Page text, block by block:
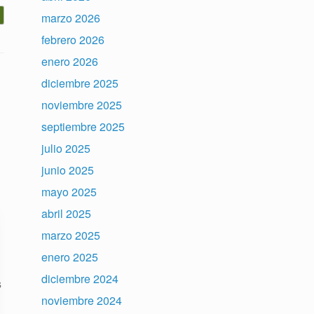
marzo 2026
febrero 2026
enero 2026
diciembre 2025
noviembre 2025
septiembre 2025
julio 2025
junio 2025
mayo 2025
abril 2025
marzo 2025
enero 2025
diciembre 2024
noviembre 2024